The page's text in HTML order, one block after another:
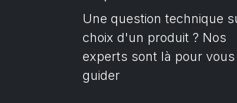
Une question technique
choix d'un produit ? Nos
experts sont là pour vous
guider